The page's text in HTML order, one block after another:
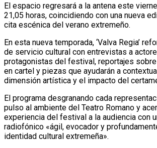
El espacio regresará a la antena este
21,05 horas, coincidiendo con una nueva
cita escénica del verano extremeño.
En esta nueva temporada, ‘Valva Regia’
de servicio cultural con entrevistas a
protagonistas del festival, reportajes
en cartel y piezas que ayudarán a
dimensión artística y el impacto del
El programa desgranando cada
pulso al ambiente del Teatro Romano y
experiencia del festival a la audiencia con
radiofónico «ágil, evocador y
identidad cultural extremeña».